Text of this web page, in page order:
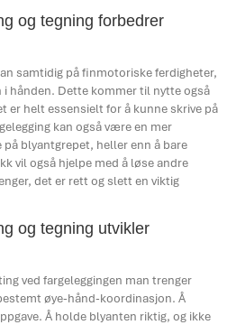
og tegning forbedrer
samtidig på finmotoriske ferdigheter,
hånden. Dette kommer til nytte også
er helt essensielt for å kunne skrive på
kan også være en mer
blyantgrepet, heller enn å bare
vil også hjelpe med å løse andre
det er rett og slett en viktig
og tegning utvikler
ved fargeleggingen man trenger
øye-hånd-koordinasjon. Å
Å holde blyanten riktig, og ikke